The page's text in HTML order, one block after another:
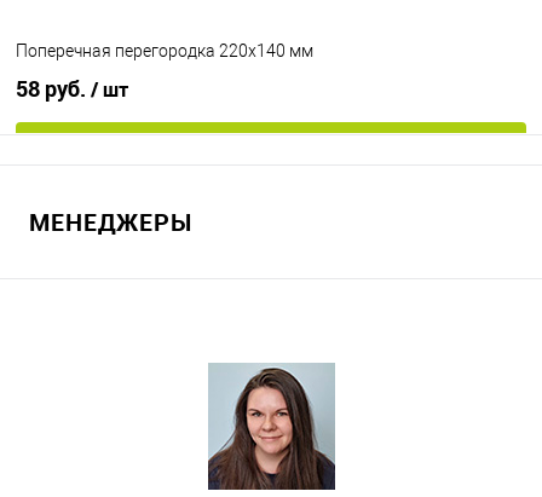
Поперечная перегородка 220х140 мм
58 руб. / шт
В избранное
МЕНЕДЖЕРЫ